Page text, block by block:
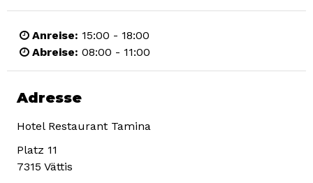
Anreise: 15:00 - 18:00
Abreise: 08:00 - 11:00
Adresse
Hotel Restaurant Tamina
Platz 11
7315 Vättis